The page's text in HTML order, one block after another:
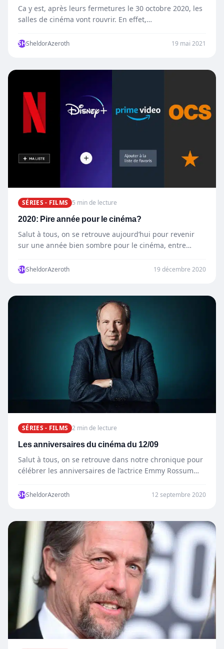
Ca y est, après leurs fermetures le 30 octobre 2020, les
salles de cinéma vont rouvrir. En effet,…
SHSheldorAzeroth 19 mai 2021
SÉRIES - FILMS 5 min de lecture
2020: Pire année pour le cinéma?
Salut à tous, on se retrouve aujourd’hui pour revenir
sur une année bien sombre pour le cinéma, entre…
SHSheldorAzeroth 19 décembre 2020
SÉRIES - FILMS 2 min de lecture
Les anniversaires du cinéma du 12/09
Salut à tous, on se retrouve dans notre chronique pour
célébrer les anniversaires de l’actrice Emmy Rossum
SHSheldorAzeroth 12 septembre 2020